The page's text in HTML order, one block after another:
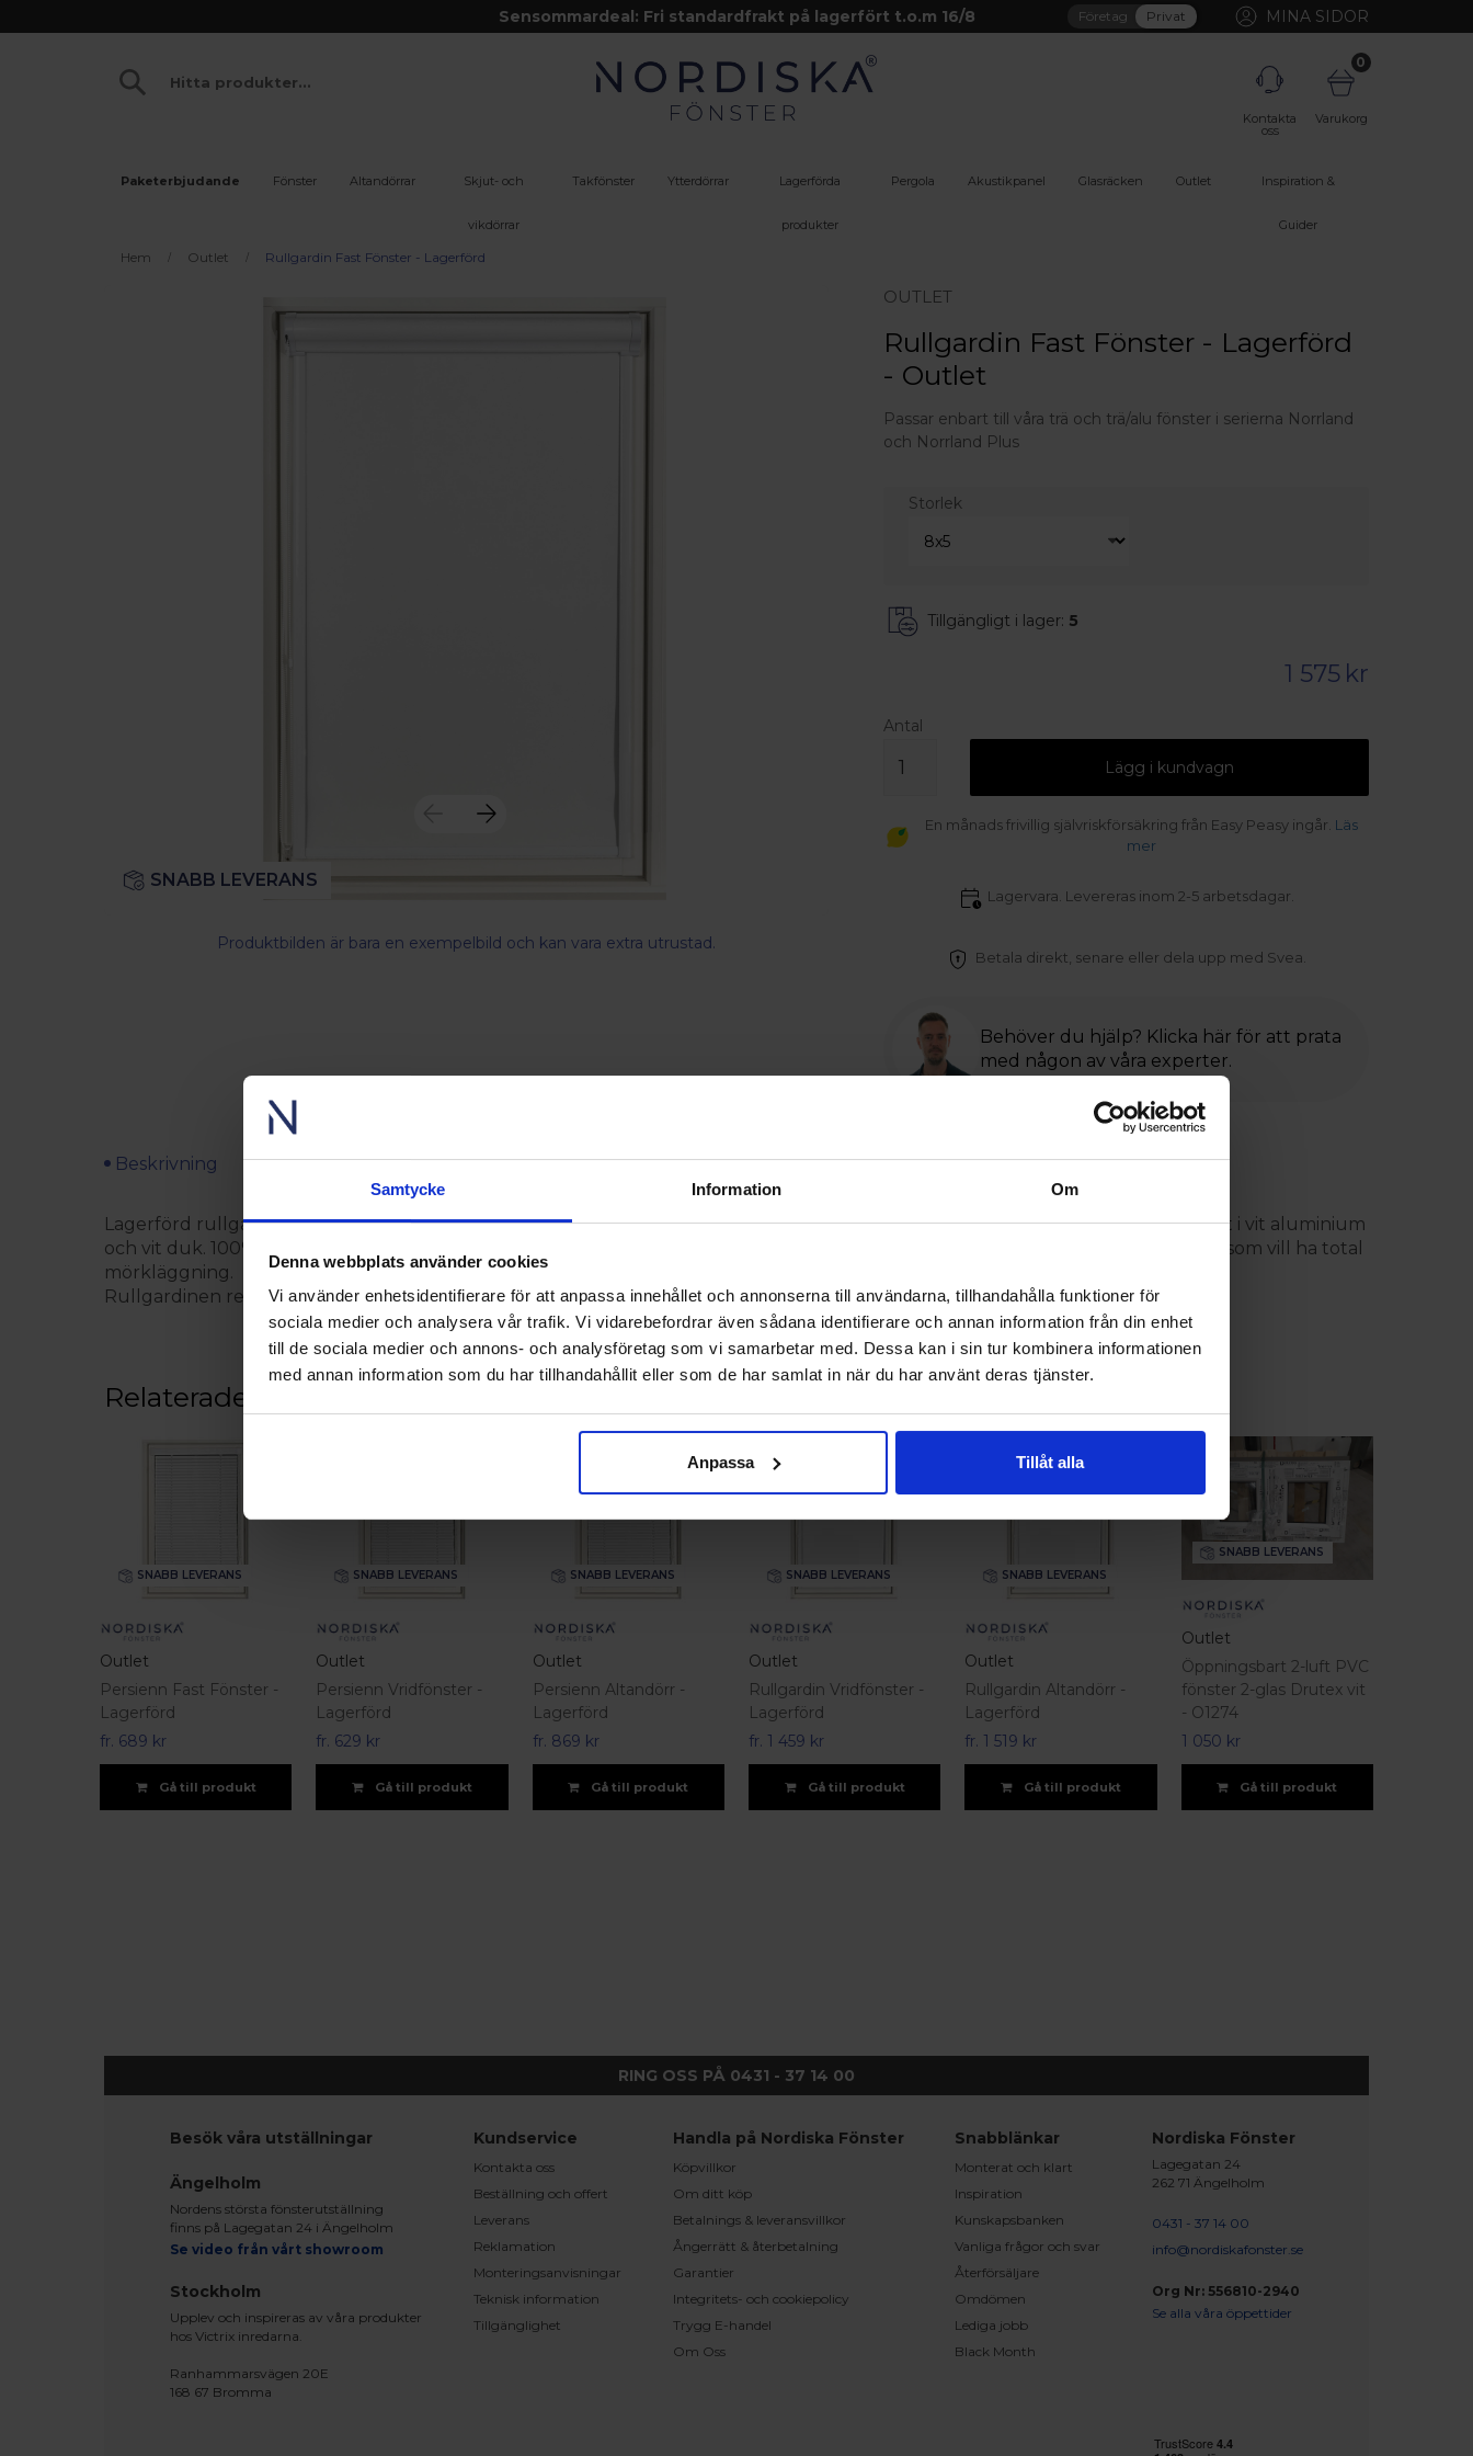
Samtycke Information Om
Denna webbplats använder cookies
Vi använder enhetsidentifierare för att anpassa innehållet och annonserna till användarna, tillhandahålla funktioner för
sociala medier och analysera vår trafik. Vi vidarebefordrar även sådana identifierare och annan information från din enhet
till de sociala medier och annons- och analysföretag som vi samarbetar med. Dessa kan i sin tur kombinera informationen
med annan information som du har tillhandahållit eller som de har samlat in när du har använt deras tjänster.
Anpassa Tillåt alla
Sensommardeal: Fri standardfrakt på lagerfört t.o.m 16/8 Företag Privat MINA SIDOR
Kontakta
oss
0
Varukorg
Paketerbjudande Fönster Altandörrar Skjut- och
vikdörrar
Takfönster Ytterdörrar Lagerförda
produkter
Pergola Akustikpanel Glasräcken Outlet Inspiration &
Guider
Hem Outlet Rullgardin Fast Fönster - Lagerförd
SNABB LEVERANS
Produktbilden är bara en exempelbild och kan vara extra utrustad.
OUTLET
Rullgardin Fast Fönster - Lagerförd
- Outlet
Passar enbart till våra trä och trä/alu fönster i serierna Norrland
och Norrland Plus
Storlek
Tillgängligt i lager: 5
1 575 kr
Antal
Lägg i kundvagn
En månads frivillig självriskförsäkring från Easy Peasy ingår. Läs
mer
Lagervara. Levereras inom 2-5 arbetsdagar.
Betala direkt, senare eller dela upp med Svea.
Behöver du hjälp? Klicka här för att prata
med någon av våra experter.
Beskrivning Teknisk specifikation Anvisningar
Lagerförd rullgardin till fast fönster i trä & aluminiumbeklätt träfönster i serierna Norrland och Norrland PLUS. Snygg design helt i vit aluminium
och vit duk. 100% mörkläggande. Medföljande sidoskenor för total mörkläggning. Vår rullgardin är en premium produkt för dig som vill ha total
mörkläggning.
Rullgardinen regleras via en kedja som är placerad på höger sida och har inbyggt barnsäkert strypskydd.
Relaterade produkter
SNABB LEVERANS
Outlet
Persienn Fast Fönster -
Lagerförd
fr. 689 kr
Gå till produkt
SNABB LEVERANS
Outlet
Persienn Vridfönster -
Lagerförd
fr. 629 kr
Gå till produkt
SNABB LEVERANS
Outlet
Persienn Altandörr -
Lagerförd
fr. 869 kr
Gå till produkt
SNABB LEVERANS
Outlet
Rullgardin Vridfönster -
Lagerförd
fr. 1 459 kr
Gå till produkt
SNABB LEVERANS
Outlet
Rullgardin Altandörr -
Lagerförd
fr. 1 519 kr
Gå till produkt
SNABB LEVERANS
Outlet
Öppningsbart 2-luft PVC
fönster 2-glas Drutex vit
- O1274
1 050 kr
Gå till produkt
RING OSS PÅ 0431 - 37 14 00
Besök våra utställningar
Ängelholm
Nordens största fönsterutställning
finns på Lagegatan 24 i Ängelholm
Se video från vårt showroom
Stockholm
Upplev och inspireras av våra produkter
hos Victrix inredarna.
Ranhammarsvägen 20E
168 67 Bromma
Kundservice
Kontakta oss
Beställning och offert
Leverans
Reklamation
Monteringsanvisningar
Teknisk information
Tillgänglighet
Handla på Nordiska Fönster
Köpvillkor
Om ditt köp
Betalnings & leveransvillkor
Ångerrätt & återbetalning
Garantier
Integritets- och cookiepolicy
Trygg E-handel
Om Oss
Snabblänkar
Monterat och klart
Inspiration
Kunskapsbanken
Vanliga frågor och svar
Återförsäljare
Omdömen
Lediga jobb
Black Month
Nordiska Fönster
Lagegatan 24
262 71 Ängelholm
0431 - 37 14 00
info@nordiskafonster.se
Org Nr: 556810-2940
Se alla våra öppettider